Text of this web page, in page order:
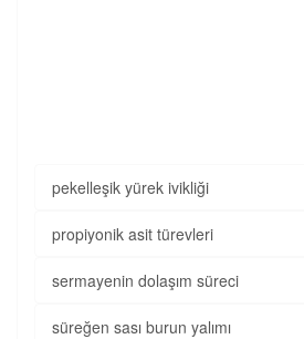
pekelleşik yürek ivikliği
propiyonik asit türevleri
sermayenin dolaşım süreci
süreğen sası burun yalımı